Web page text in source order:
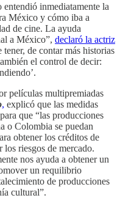
inmediatamente la
México y cómo iba a
de cine. La ayuda
a México”, declaró la actriz
de contar más historias
el control de decir:
películas multipremiadas
, explicó que las medidas
que “las producciones
o Colombia se puedan
obtener los créditos de
los riesgos de mercado.
nos ayuda a obtener un
un requilibrio
de producciones
cultural”.